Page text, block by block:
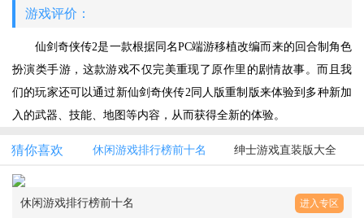
游戏评价：
仙剑奇侠传2是一款根据同名PC端游移植改编而来的回合制角色
扮演类手游，这款游戏不仅完美重现了原作里的剧情故事。而且我
们的玩家还可以通过新仙剑奇侠传2同人版重制版来体验到多种新加
入的武器、技能、地图等内容，从而获得全新的体验。
猜你喜欢 休闲游戏排行榜前十名 绅士游戏直装版大全
休闲游戏排行榜前十名 进入专区